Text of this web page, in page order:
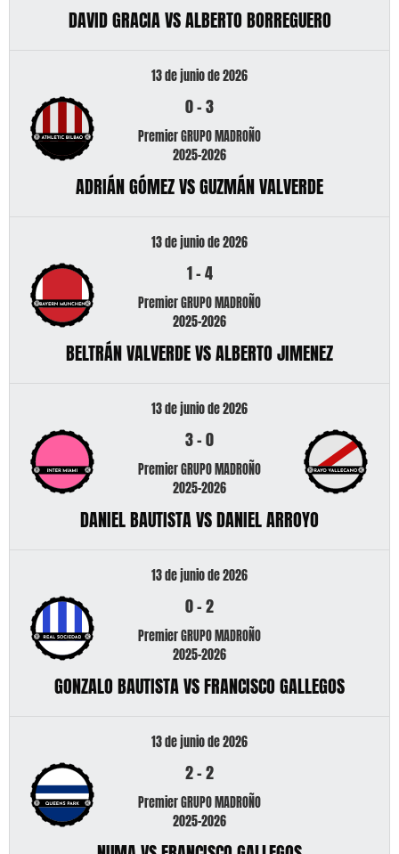
DAVID GRACIA VS ALBERTO BORREGUERO
13 de junio de 2026
0-3
Premier GRUPO MADROÑO
2025-2026
ADRIÁN GÓMEZ VS GUZMÁN VALVERDE
13 de junio de 2026
1-4
Premier GRUPO MADROÑO
2025-2026
BELTRÁN VALVERDE VS ALBERTO JIMENEZ
13 de junio de 2026
3-0
Premier GRUPO MADROÑO
2025-2026
DANIEL BAUTISTA VS DANIEL ARROYO
13 de junio de 2026
0-2
Premier GRUPO MADROÑO
2025-2026
GONZALO BAUTISTA VS FRANCISCO GALLEGOS
13 de junio de 2026
2-2
Premier GRUPO MADROÑO
2025-2026